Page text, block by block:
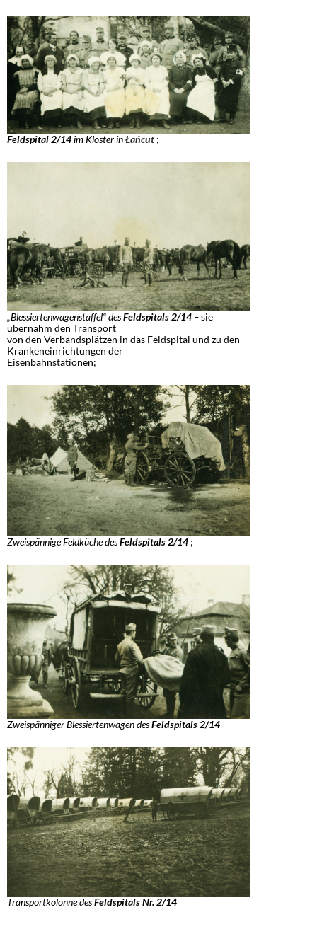
Feldspital 2/14im Kloster inŁańcut ;
„Blessiertenwagenstaffel“ desFeldspitals 2/14 –sie
übernahm den Transport
von den Verbandsplätzen in das Feldspital und zu den
Krankeneinrichtungen der
Eisenbahnstationen;
Zweispännige Feldküche desFeldspitals 2/14 ;
Zweispänniger Blessiertenwagen desFeldspitals 2/14
TransportkolonnedesFeldspitals Nr. 2/14